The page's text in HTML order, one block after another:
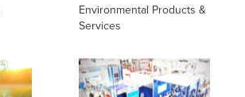
Environmental Products &
Services